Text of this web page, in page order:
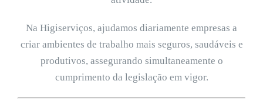
Na Higiserviços, ajudamos diariamente empresas a
criar ambientes de trabalho mais seguros, saudáveis e
produtivos, assegurando simultaneamente o
cumprimento da legislação em vigor.